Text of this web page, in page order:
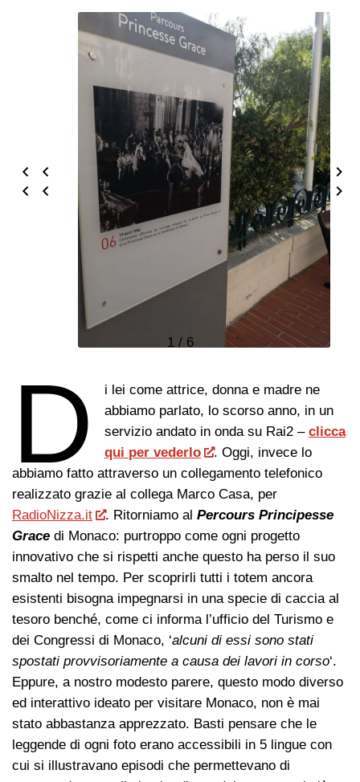
1 / 6
D
i lei come attrice, donna e madre ne
abbiamo parlato, lo scorso anno, in un
servizio andato in onda su Rai2 –clicca
qui per vederlo
. Oggi, invece lo
abbiamo fatto attraverso un collegamento telefonico
realizzato grazie al collega Marco Casa, per
RadioNizza.it
. Ritorniamo al Percours Principesse
Grace di Monaco: purtroppo come ogni progetto
innovativo che si rispetti anche questo ha perso il suo
smalto nel tempo. Per scoprirli tutti i totem ancora
esistenti bisogna impegnarsi in una specie di caccia al
tesoro benché, come ci informa l’ufficio del Turismo e
dei Congressi di Monaco, ‘alcuni di essi sono stati
spostati provvisoriamente a causa dei lavori in corso‘.
Eppure, a nostro modesto parere, questo modo diverso
ed interattivo ideato per visitare Monaco, non è mai
stato abbastanza apprezzato. Basti pensare che le
leggende di ogni foto erano accessibili in 5 lingue con
cui si illustravano episodi che permettevano di